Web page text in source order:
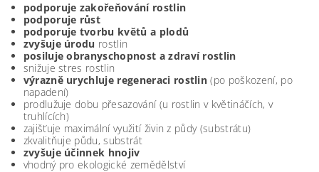
podporuje zakořeňování rostlin
podporuje růst
podporuje tvorbu květů a plodů
zvyšuje úrodu rostlin
posiluje obranyschopnost a zdraví rostlin
snižuje stres rostlin
výrazně urychluje regeneraci rostlin (po poškození, po
napadení)
prodlužuje dobu přesazování (u rostlin v květináčích, v
truhlících)
zajišťuje maximální využití živin z půdy (substrátu)
zkvalitňuje půdu, substrát
zvyšuje účinnek hnojiv
vhodný pro ekologické zemědělství